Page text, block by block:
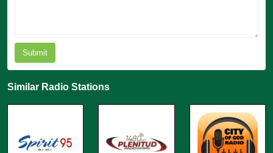
Submit
Similar Radio Stations